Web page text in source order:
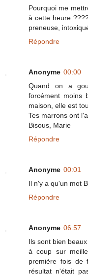
Pourquoi me
à cette heure
preneuse,
Répondre
Anonyme 00:00
Quand on a
forcément moins
maison, elle est
Tes marrons ont
Bisous, Marie
Répondre
Anonyme 00:01
Il n'y a qu'un mot
Répondre
Anonyme 06:57
Ils sont bien
à coup sur
première fois de
résultat n'était